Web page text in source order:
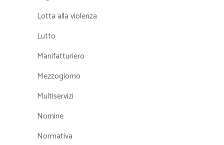
Lotta alla violenza
Lutto
Manifatturiero
Mezzogiorno
Multiservizi
Nomine
Normativa